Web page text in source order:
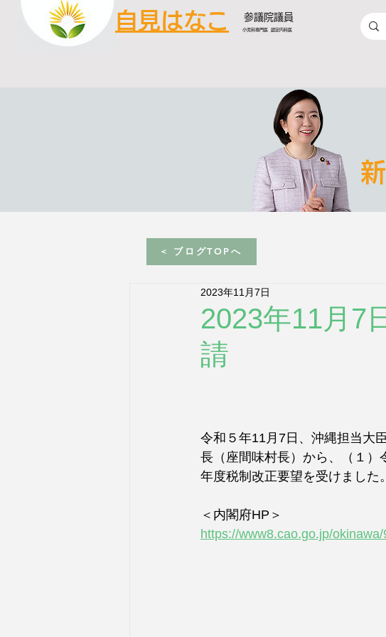
自見はなこ 参議院議員
小児科専門医 認定内科医
2023年11月
請
2023年11月7日
令和５年11月7日、沖縄担当大
長（座間味村長）から、（１
年度税制改正要望を受けました。
＜内閣府HP＞
https://www8.cao.go.jp/
< ブログTOPへ